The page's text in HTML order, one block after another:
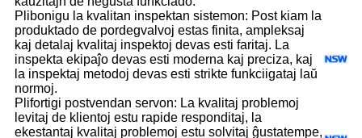
Plibonigu la kvalitan inspektan sistemon: Post kiam la
produktado de pordegvalvoj estas finita, ampleksaj
kaj detalaj kvalitaj inspektoj devas esti faritaj. La
inspekta ekipaĵo devas esti moderna kaj preciza, kaj
la inspektaj metodoj devas esti strikte funkciigataj laŭ
normoj.
Plifortigi postvendan servon: La kvalitaj problemoj
levitaj de klientoj estu rapide responditaj, la
ekestantaj kvalitaj problemoj estu solvitaj ĝustatempe,